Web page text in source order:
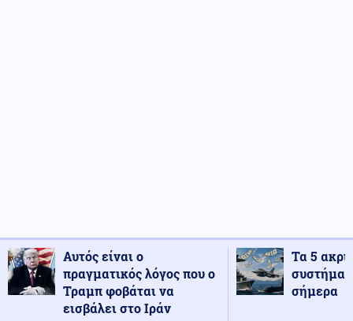
Αυτός είναι ο
πραγματικός λόγος που ο
Τραμπ φοβάται να
εισβάλει στο Ιράν
Τα 5
σήμερα